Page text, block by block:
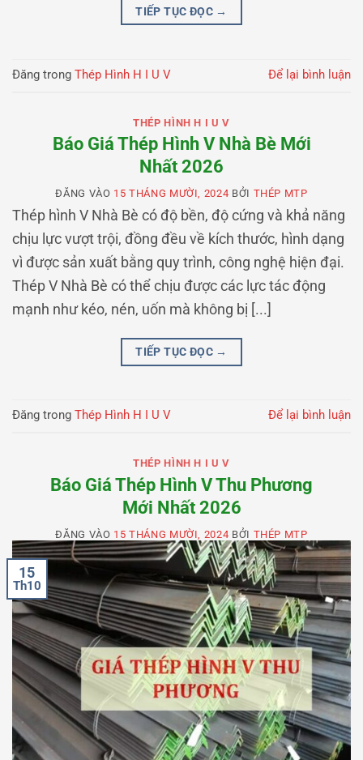
TIẾP TỤC ĐỌC →
Đăng trong Thép Hình H I U V Để lại bình luận
THÉP HÌNH H I U V
Báo Giá Thép Hình V Nhà Bè Mới
Nhất 2026
ĐĂNG VÀO 15 THÁNG MƯỜI, 2024 BỞI THÉP MTP
Thép hình V Nhà Bè có độ bền, độ cứng và khả năng
chịu lực vượt trội, đồng đều về kích thước, hình dạng
vì được sản xuất bằng quy trình, công nghệ hiện đại.
Thép V Nhà Bè có thể chịu được các lực tác động
mạnh như kéo, nén, uốn mà không bị [...]
TIẾP TỤC ĐỌC →
Đăng trong Thép Hình H I U V Để lại bình luận
THÉP HÌNH H I U V
Báo Giá Thép Hình V Thu Phương
Mới Nhất 2026
ĐĂNG VÀO 15 THÁNG MƯỜI, 2024 BỞI THÉP MTP
15
Th10